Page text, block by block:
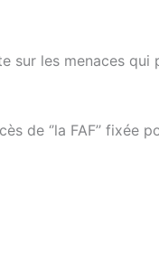
sur les menaces qui
de ‘’la FAF’’ fixée